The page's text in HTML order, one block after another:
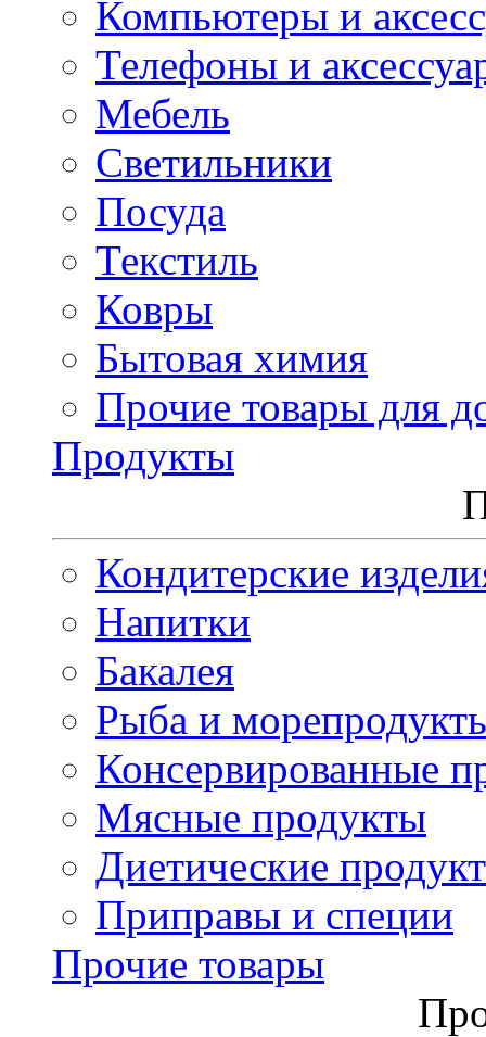
Компьютеры и
Телефоны и
Мебель
Светильники
Посуда
Текстиль
Ковры
Бытовая химия
Прочие товары для
Продукты
Кондитерские
Напитки
Бакалея
Рыба и
Консервированные
Мясные продукты
Диетические
Приправы и специи
Прочие товары